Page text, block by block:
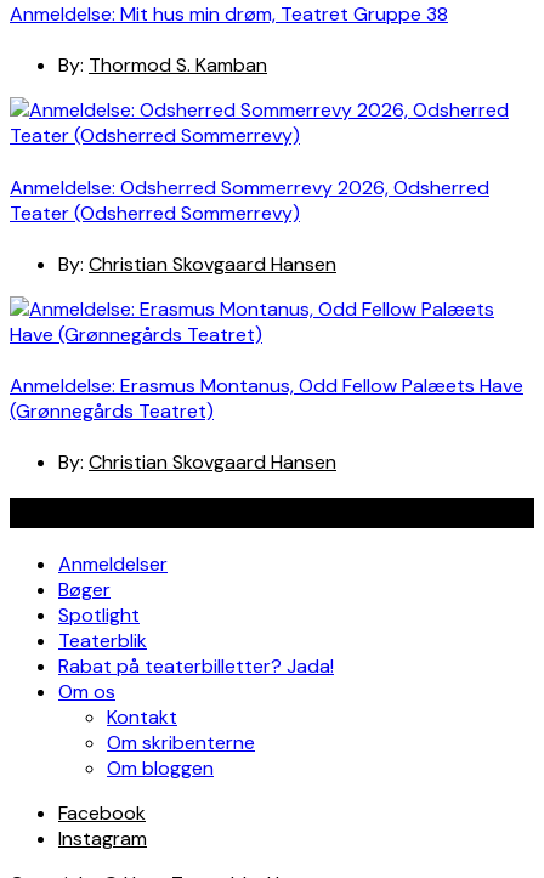
Anmeldelse: Mit hus min drøm, Teatret Gruppe 38
By: Thormod S. Kamban
Anmeldelse: Odsherred Sommerrevy 2026, Odsherred
Teater (Odsherred Sommerrevy)
By: Christian Skovgaard Hansen
Anmeldelse: Erasmus Montanus, Odd Fellow Palæets Have
(Grønnegårds Teatret)
By: Christian Skovgaard Hansen
Anmeldelser
Bøger
Spotlight
Teaterblik
Rabat på teaterbilletter? Jada!
Om os
Kontakt
Om skribenterne
Om bloggen
Facebook
Instagram